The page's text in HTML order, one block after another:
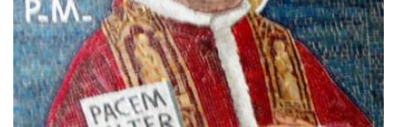
Policial
Tribunales
Deporte